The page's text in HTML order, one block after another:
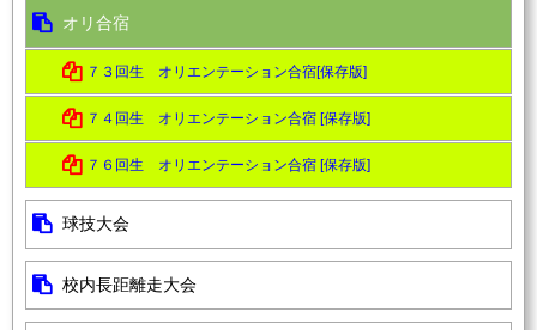
オリ合宿
７３回生 オリエンテーション合宿[保存版]
７４回生 オリエンテーション合宿 [保存版]
７６回生 オリエンテーション合宿 [保存版]
球技大会
校内長距離走大会